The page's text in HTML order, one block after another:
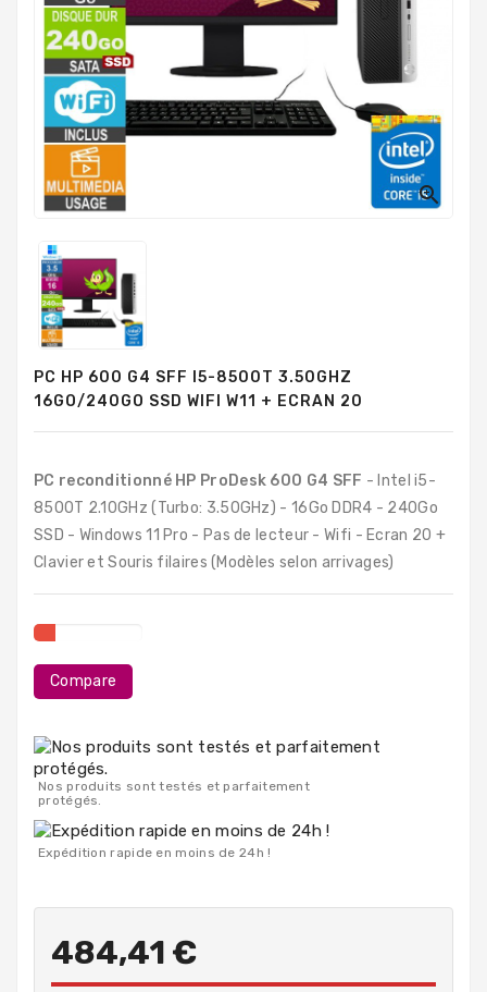
Mesure
Tout-
Mémoires
RAM
Durs
Composants
Composants
PC
Destockage

PC HP 600 G4 SFF I5-8500T 3.50GHZ
16GO/240GO SSD WIFI W11 + ECRAN 20
PC reconditionné HP ProDesk 600 G4 SFF - Intel i5-
8500T 2.10GHz (Turbo: 3.50GHz) - 16Go DDR4 - 240Go
SSD - Windows 11 Pro - Pas de lecteur - Wifi - Ecran 20 +
Clavier et Souris filaires (Modèles selon arrivages)
Compare
Nos produits sont testés et parfaitement
protégés.
Expédition rapide en moins de 24h !
484,41 €